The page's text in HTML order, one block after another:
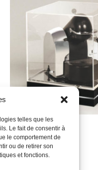
telles que les
Le fait de consentir à
le comportement de
ou de retirer son
et fonctions.
Produit
Lire la suite